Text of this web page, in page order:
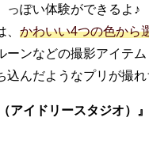
っぽい体験ができるよ♪
かわいい4つの色から
ーンなどの撮影アイテ
込んだようなプリが撮
アイドリースタジオ）